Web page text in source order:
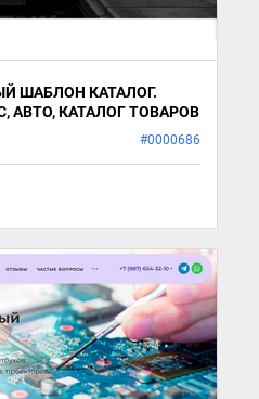
ШАБЛОН КАТАЛОГ.
АВТО, КАТАЛОГ ТОВАРОВ
#0000686